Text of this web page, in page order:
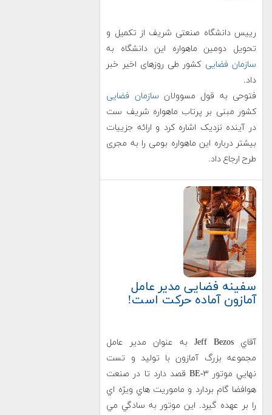
رییس دانشگاه صنعتی شریف از تکمیل و
تحویل دومین ماهواره این دانشگاه به
سازمان فضایی کشور طی روزهای اخیر خبر
داد.
فتوحی به قول مسوولان سازمان فضایی
کشور مبنی بر پرتاب ماهواره شریف ست
در آینده نزدیک اشاره کرد و ارائه جزییات
بیشتر درباره این ماهواره بومی را به مجری
طرح ارجاع داد.
سفینه فضایی مدیر عامل
آمازون آماده حرکت است!
آقاي Jeff Bezos به عنوان مدير عامل
مجموعه بزرگ آمازون با توليد و تست
نهايي موتور BE-۳ قصد دارد تا در صنعت
هوافضا گام بردارد و ماموريت هاي ويژه اي
را بر عهده گيرد. اين موتور به سادگي مي